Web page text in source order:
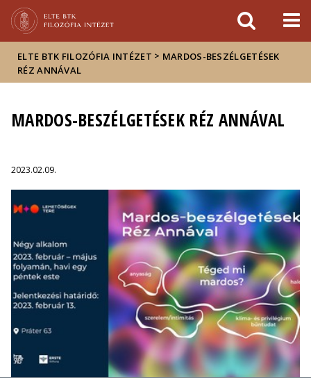
sajtóban
ELTE BTK FILOZÓFIA INTÉZET > MARDOS-BESZÉLGETÉSEK
RÉZ ANNÁVAL
MARDOS-BESZÉLGETÉSEK RÉZ ANNÁVAL
2023.02.09.